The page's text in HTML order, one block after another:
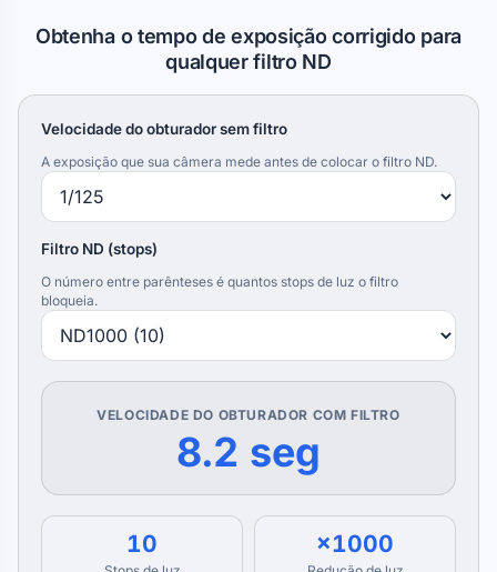
Obtenha o tempo de exposição corrigido para
qualquer filtro ND
Velocidade do obturador sem filtro
A exposição que sua câmera mede antes de colocar o filtro ND.
Filtro ND (stops)
O número entre parênteses é quantos stops de luz o filtro
bloqueia.
VELOCIDADE DO OBTURADOR COM FILTRO
8.2 seg
10 ×1000